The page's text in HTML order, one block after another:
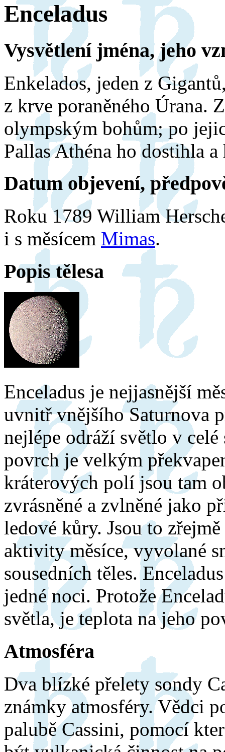
Enceladus
Vysvětlení jména, jeho
Enkelados, jeden z
z krve poraněného Úrana.
olympským bohům; po
Pallas Athéna ho dostihla
Datum objevení,
Roku 1789 William
i s měsícem Mimas.
Popis tělesa
Enceladus je nejjasnější
uvnitř vnějšího Saturnova
nejlépe odráží světlo v
povrch je velkým
kráterových polí jsou tam
zvrásněné a zvlněné jako
ledové kůry. Jsou to
aktivity měsíce, vyvolané
sousedních těles.
jedné noci. Protože
světla, je teplota na jeho
Atmosféra
Dva blízké přelety sondy
známky atmosféry. Vědci
palubě Cassini, pomocí